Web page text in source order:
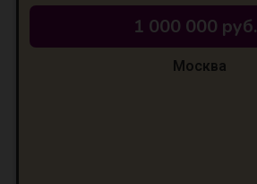
1 000 000 руб.
Москва